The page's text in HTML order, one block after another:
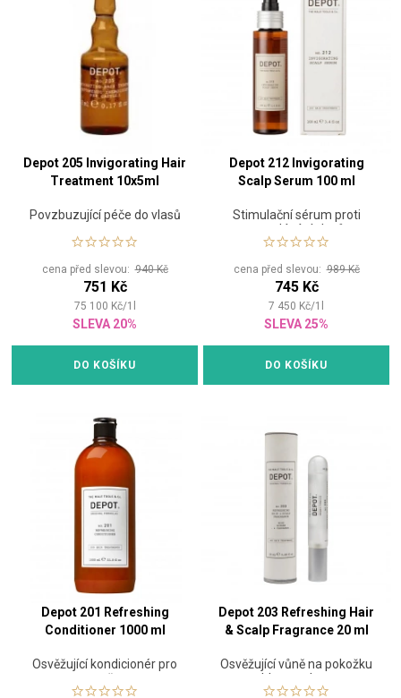
Depot 205 Invigorating Hair
Treatment 10x5ml
Povzbuzující péče do vlasů
cena před slevou:940 Kč
751 Kč
75 100 Kč/1
SLEVA 20%
DO KOŠÍKU
Depot 212 Invigorating
Scalp Serum 100 ml
Stimulační sérum proti
vypadávání vlasů
cena před slevou:989 Kč
745 Kč
7 450 Kč/1
SLEVA 25%
DO KOŠÍKU
Depot 201 Refreshing
Conditioner 1000 ml
Osvěžující kondicionér pro
muže
Depot 203 Refreshing Hair
& Scalp Fragrance 20 ml
Osvěžující vůně na pokožku
hlavy a vlasy